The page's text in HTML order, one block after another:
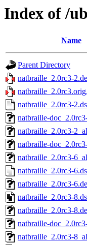
Index of /
Name
Parent Directory
natbraille_2.0rc3-
natbraille_2.0rc3-
natbraille-
natbraille_2.0rc3-
natbraille-
natbraille_2.0rc3-
natbraille_2.0rc3-
natbraille_2.0rc3-
natbraille_2.0rc3-
natbraille_2.0rc3-
natbraille-
natbraille_2.0rc3-